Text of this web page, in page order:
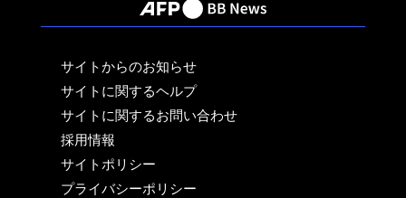
サイトからのお知らせ
サイトに関するヘルプ
サイトに関するお問い合わせ
採用情報
サイトポリシー
プライバシーポリシー